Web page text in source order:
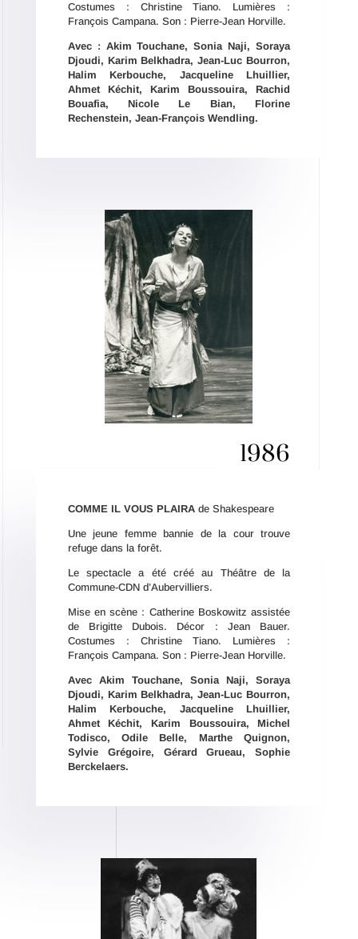
Costumes : Christine Tiano. Lumières :
François Campana. Son : Pierre-Jean Horville.
Avec : Akim Touchane, Sonia Naji, Soraya
Djoudi, Karim Belkhadra, Jean-Luc Bourron,
Halim Kerbouche, Jacqueline Lhuillier,
Ahmet Kéchit, Karim Boussouira, Rachid
Bouafia, Nicole Le Bian, Florine
Rechenstein, Jean-François Wendling.
1986
COMME IL VOUS PLAIRA de Shakespeare
Une jeune femme bannie de la cour trouve
refuge dans la forêt.
Le spectacle a été créé au Théâtre de la
Commune-CDN d’Aubervilliers.
Mise en scène : Catherine Boskowitz assistée
de Brigitte Dubois. Décor : Jean Bauer.
Costumes : Christine Tiano. Lumières :
François Campana. Son : Pierre-Jean Horville.
Avec Akim Touchane, Sonia Naji, Soraya
Djoudi, Karim Belkhadra, Jean-Luc Bourron,
Halim Kerbouche, Jacqueline Lhuillier,
Ahmet Kéchit, Karim Boussouira, Michel
Todisco, Odile Belle, Marthe Quignon,
Sylvie Grégoire, Gérard Grueau, Sophie
Berckelaers.